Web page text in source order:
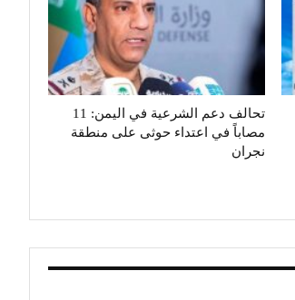
تحالف دعم الشرعية في اليمن: 11
مصاباً في اعتداء حوثى على منطقة
نجران